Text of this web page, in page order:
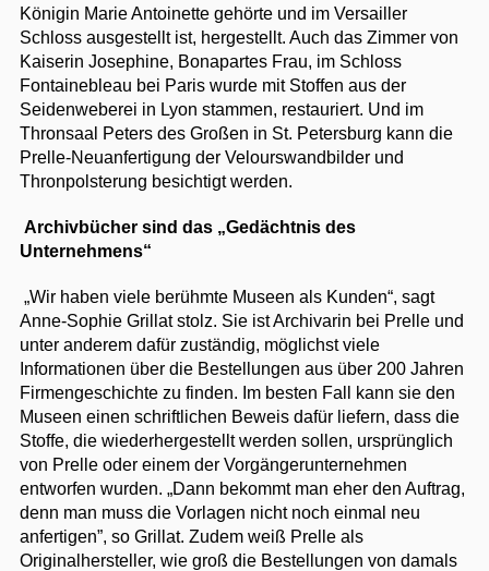
Königin Marie Antoinette gehörte und im Versailler
Schloss ausgestellt ist, hergestellt. Auch das Zimmer von
Kaiserin Josephine, Bonapartes Frau, im Schloss
Fontainebleau bei Paris wurde mit Stoffen aus der
Seidenweberei in Lyon stammen, restauriert. Und im
Thronsaal Peters des Großen in St. Petersburg kann die
Prelle-Neuanfertigung der Velourswandbilder und
Thronpolsterung besichtigt werden.
Archivbücher sind das „Gedächtnis des
Unternehmens“
„Wir haben viele berühmte Museen als Kunden“, sagt
Anne-Sophie Grillat stolz. Sie ist Archivarin bei Prelle und
unter anderem dafür zuständig, möglichst viele
Informationen über die Bestellungen aus über 200 Jahren
Firmengeschichte zu finden. Im besten Fall kann sie den
Museen einen schriftlichen Beweis dafür liefern, dass die
Stoffe, die wiederhergestellt werden sollen, ursprünglich
von Prelle oder einem der Vorgängerunternehmen
entworfen wurden. „Dann bekommt man eher den Auftrag,
denn man muss die Vorlagen nicht noch einmal neu
anfertigen”, so Grillat. Zudem weiß Prelle als
Originalhersteller, wie groß die Bestellungen von damals